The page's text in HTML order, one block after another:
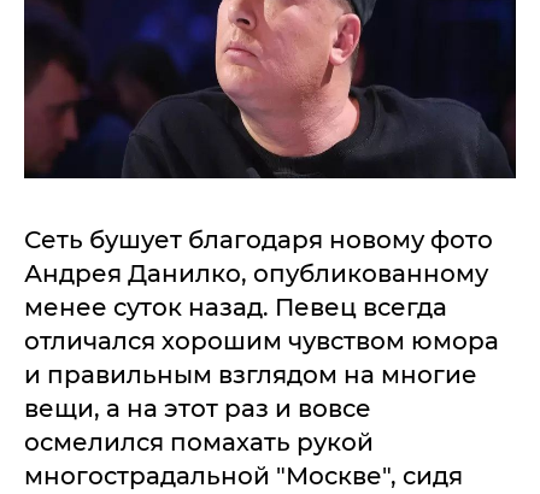
Сеть бушует благодаря новому фото
Андрея Данилко, опубликованному
менее суток назад. Певец всегда
отличался хорошим чувством юмора
и правильным взглядом на многие
вещи, а на этот раз и вовсе
осмелился помахать рукой
многострадальной "Москве", сидя